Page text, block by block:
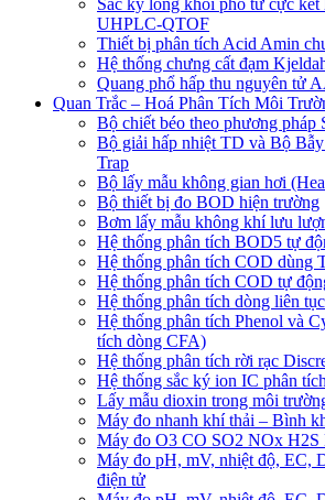
Sắc ký lỏng khối phổ tứ cực kết
UHPLC-QTOF
Thiết bị phân tích Acid Amin
Hệ thống chưng cất đạm
Quang phổ hấp thu nguyên tử
Quan Trắc – Hoá Phân Tích Môi
Bộ chiết béo theo phương pháp
Bộ giải hấp nhiệt TD và Bộ
Trap
Bộ lấy mẫu không gian hơi
Bộ thiết bị đo BOD hiện trường
Bơm lấy mẫu không khí lưu
Hệ thống phân tích BOD5 tự
Hệ thống phân tích COD dùng
Hệ thống phân tích COD tự
Hệ thống phân tích dòng liên
Hệ thống phân tích Phenol và
tích dòng CFA)
Hệ thống phân tích rời rạc
Hệ thống sắc ký ion IC phân
Lấy mẫu dioxin trong môi
Máy đo nhanh khí thải – Bình
Máy đo O3 CO SO2 NOx H2S
Máy đo pH, mV, nhiệt độ, EC,
điện tử